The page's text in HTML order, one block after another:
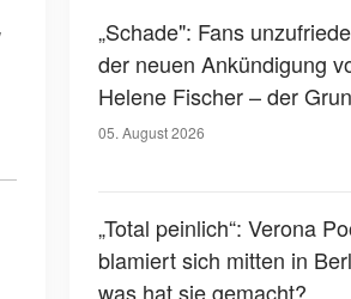
„Schade": Fans
der neuen Ankündigung
Helene Fischer – der
05. August 2026
„Total peinlich“: Verona
blamiert sich mitten in
was hat sie gemacht?